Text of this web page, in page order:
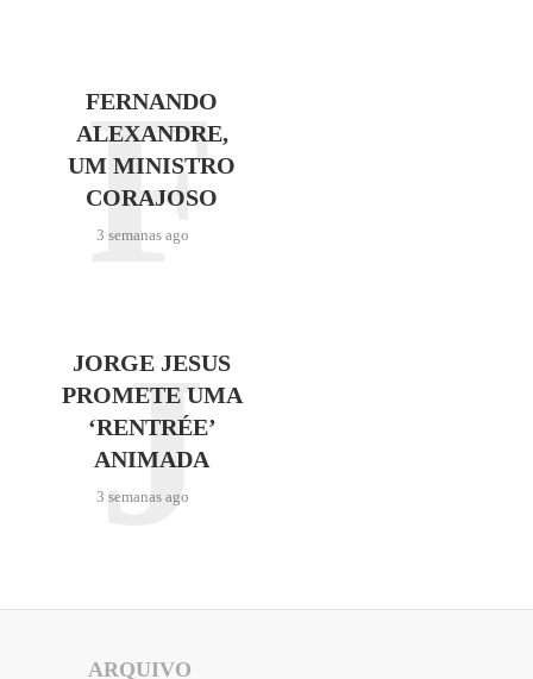
FERNANDO
ALEXANDRE,
UM MINISTRO
CORAJOSO
3 semanas ago
F
JORGE JESUS
PROMETE UMA
‘RENTRÉE’
ANIMADA
3 semanas ago
J
ARQUIVO